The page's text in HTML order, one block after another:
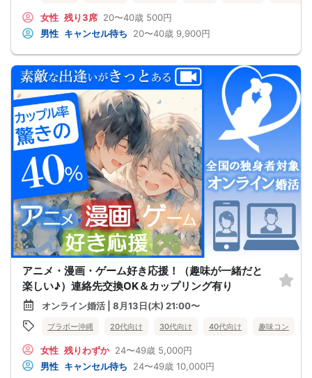
女性 残り3席 20〜40歳 500円
男性 キャンセル待ち 20〜40歳 9,900円
アニメ・漫画・ゲーム好き応援！（趣味が一緒だと
楽しい♪）連絡先交換OK＆カップリング有り
オンライン婚活 | 8月13日(木) 21:00〜
ブラボー沖縄 20代向け 30代向け 40代向け 趣味コン
女性 残りわずか 24〜49歳 5,000円
男性 キャンセル待ち 24〜49歳 10,000円